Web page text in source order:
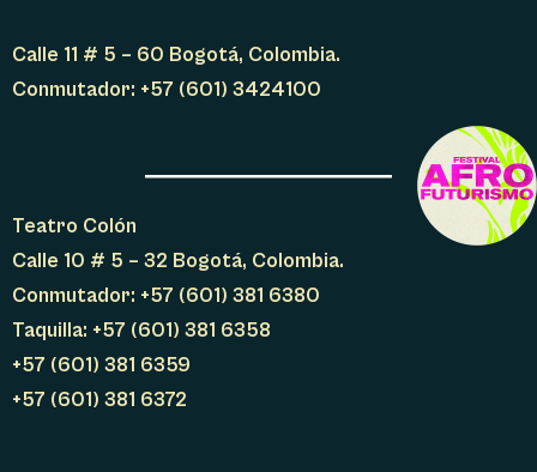
Calle 11 # 5 – 60 Bogotá, Colombia.
Conmutador: +57 (601) 3424100
Teatro Colón
Calle 10 # 5 – 32 Bogotá, Colombia.
Conmutador: +57 (601) 381 6380
Taquilla: +57 (601) 381 6358
+57 (601) 381 6359
+57 (601) 381 6372